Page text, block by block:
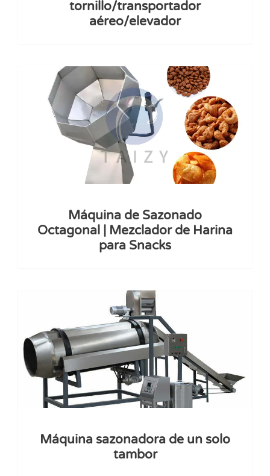
tornillo/transportador
aéreo/elevador
Máquina de Sazonado
Octagonal | Mezclador de Harina
para Snacks
Máquina sazonadora de un solo
tambor